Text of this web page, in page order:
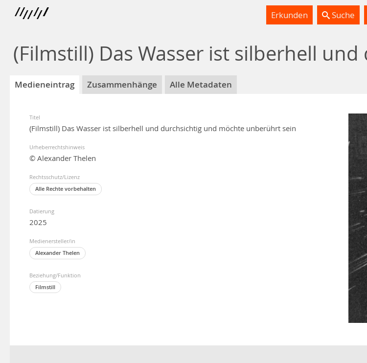
Erkunden Suche
(Filmstill) Das Wasser ist silberhell
Medieneintrag Zusammenhänge Alle Metadaten
Titel
(Filmstill) Das Wasser ist silberhell und durchsichtig und möchte unberührt sein
Urheberrechtshinweis
© Alexander Thelen
Rechtsschutz/Lizenz
Alle Rechte vorbehalten
Datierung
2025
Medienersteller/in
Alexander Thelen
Beziehung/Funktion
Filmstill